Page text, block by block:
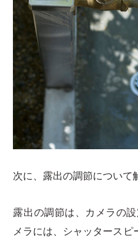
次に、露出の調節について
露出の調節は、カメラの
メラには、シャッタース